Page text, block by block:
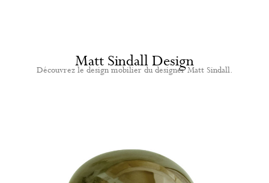
Matt Sindall Design
Découvrez le design mobilier du designer Matt Sindall.